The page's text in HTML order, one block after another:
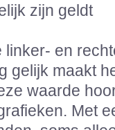
zijn geldt
linker- en
gelijk maakt
waarde
Met